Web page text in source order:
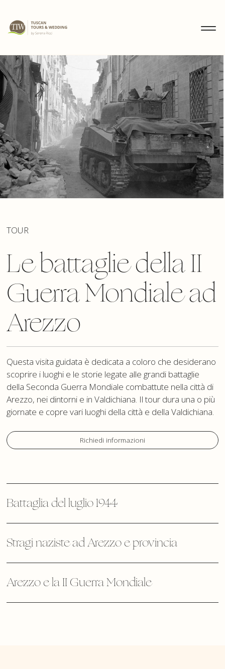
TOUR
Le battaglie della II
Guerra Mondiale ad
Arezzo
Questa visita guidata è dedicata a coloro che desiderano
scoprire i luoghi e le storie legate alle grandi battaglie
della Seconda Guerra Mondiale combattute nella città di
Arezzo, nei dintorni e in Valdichiana. Il tour dura una o più
giornate e copre vari luoghi della città e della Valdichiana.
Richiedi informazioni
Battaglia del luglio 1944
Stragi naziste ad Arezzo e provincia
Arezzo e la II Guerra Mondiale
MENU DE
SCOPRI
WEDDING
TOURS